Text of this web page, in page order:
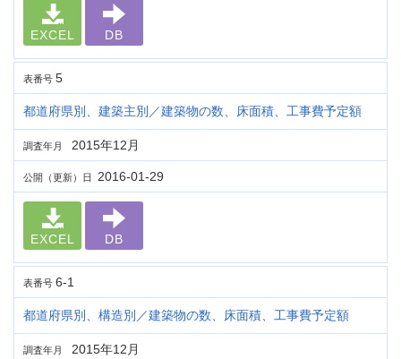
EXCEL DB
表番号 5
都道府県別、建築主別／建築物の数、床面積、工事費予定額
調査年月 2015年12月
公開（更新）日 2016-01-29
EXCEL DB
表番号 6-1
都道府県別、構造別／建築物の数、床面積、工事費予定額
調査年月 2015年12月